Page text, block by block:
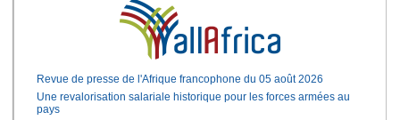
Revue de presse de l'Afrique francophone du 05 août 2026
Une revalorisation salariale historique pour les forces armées au
pays